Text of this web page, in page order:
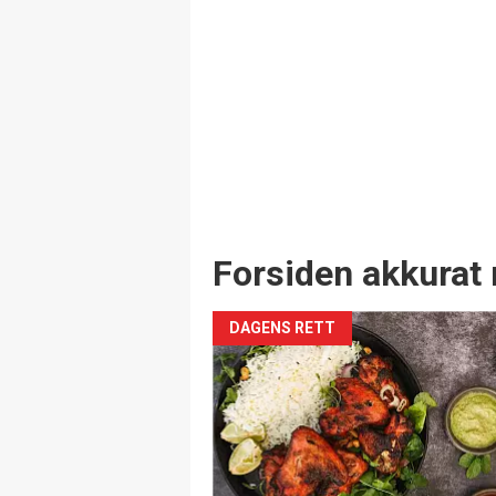
Forsiden akkurat
DAGENS RETT